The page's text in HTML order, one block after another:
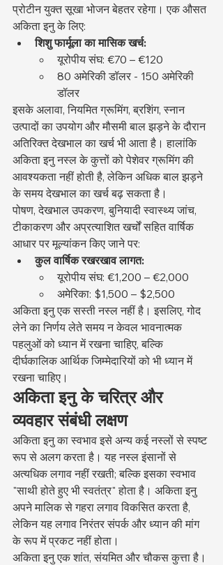
प्रोटीन युक्त सूखा भोजन बेहतर रहेगा। एक औसत
अकिता इनु के लिए:
शिशु फार्मूला का मासिक खर्च:
यूरोपीय संघ: €70 – €120
80 अमेरिकी डॉलर - 150 अमेरिकी
डॉलर
इसके अलावा, नियमित ग्रूमिंग, ब्रशिंग, स्नान
उत्पादों का उपयोग और मौसमी बाल झड़ने के दौरान
अतिरिक्त देखभाल का खर्च भी आता है। हालांकि
अकिता इनु नस्ल के कुत्तों को पेशेवर ग्रूमिंग की
आवश्यकता नहीं होती है, लेकिन अधिक बाल झड़ने
के समय देखभाल का खर्च बढ़ सकता है।
पोषण, देखभाल उपकरण, बुनियादी स्वास्थ्य जांच,
टीकाकरण और अप्रत्याशित खर्चों सहित वार्षिक
आधार पर मूल्यांकन किए जाने पर:
कुल वार्षिक रखरखाव लागत:
यूरोपीय संघ: €1,200 – €2,000
अमेरिका: $1,500 – $2,500
अकिता इनु एक सस्ती नस्ल नहीं है। इसलिए, गोद
लेने का निर्णय लेते समय न केवल भावनात्मक
पहलुओं को ध्यान में रखना चाहिए, बल्कि
दीर्घकालिक आर्थिक जिम्मेदारियों को भी ध्यान में
रखना चाहिए।
अकिता इनु के चरित्र और
व्यवहार संबंधी लक्षण
अकिता इनु का स्वभाव इसे अन्य कई नस्लों से स्पष्ट
रूप से अलग करता है। यह नस्ल इंसानों से
अत्यधिक लगाव नहीं रखती; बल्कि इसका स्वभाव
"साथी होते हुए भी स्वतंत्र" होता है। अकिता इनु
अपने मालिक से गहरा लगाव विकसित करता है,
लेकिन यह लगाव निरंतर संपर्क और ध्यान की मांग
के रूप में प्रकट नहीं होता।
अकिता इनु एक शांत, संयमित और चौकस कुत्ता है।